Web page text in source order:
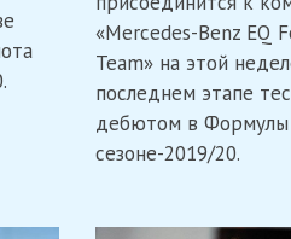
Вандорн
проведут
тесты
с
«Mercedes-Benz EQ
Team» на этой
последнем этапе
дебютом в Формулы
сезоне-2019/20.